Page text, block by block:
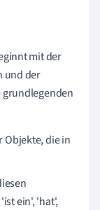
mit der
und der
grundlegenden
Objekte, die in
ein', 'hat',